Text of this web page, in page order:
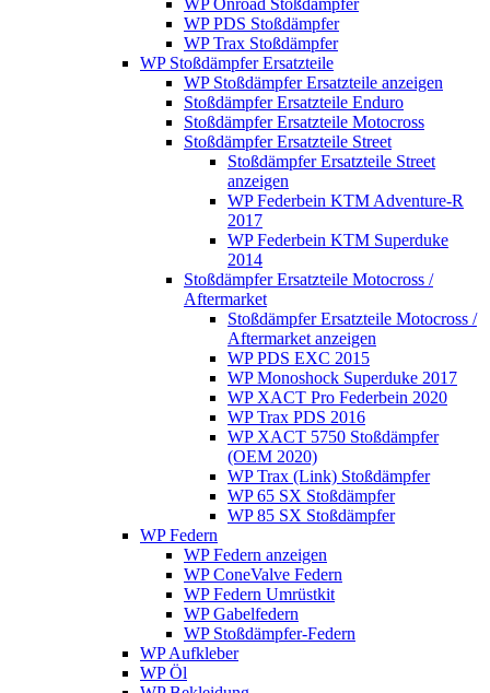
WP PDS Stoßdämpfer
WP Trax Stoßdämpfer
WP Stoßdämpfer Ersatzteile
WP Stoßdämpfer Ersatzteile anzeigen
Stoßdämpfer Ersatzteile Enduro
Stoßdämpfer Ersatzteile Motocross
Stoßdämpfer Ersatzteile Street
Stoßdämpfer Ersatzteile Street
anzeigen
WP Federbein KTM Adventure-R
2017
WP Federbein KTM Superduke
2014
Stoßdämpfer Ersatzteile Motocross /
Aftermarket
Stoßdämpfer Ersatzteile Motocross /
Aftermarket anzeigen
WP PDS EXC 2015
WP Monoshock Superduke 2017
WP XACT Pro Federbein 2020
WP Trax PDS 2016
WP XACT 5750 Stoßdämpfer
(OEM 2020)
WP Trax (Link) Stoßdämpfer
WP 65 SX Stoßdämpfer
WP 85 SX Stoßdämpfer
WP Federn
WP Federn anzeigen
WP ConeValve Federn
WP Federn Umrüstkit
WP Gabelfedern
WP Stoßdämpfer-Federn
WP Aufkleber
WP Öl